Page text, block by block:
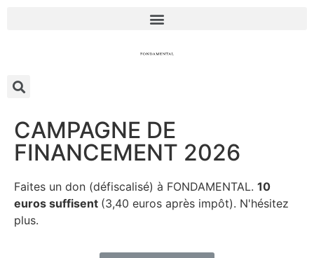
CAMPAGNE DE
FINANCEMENT 2026
Faites un don (défiscalisé) à FONDAMENTAL. 10
euros suffisent (3,40 euros après impôt). N'hésitez
plus.